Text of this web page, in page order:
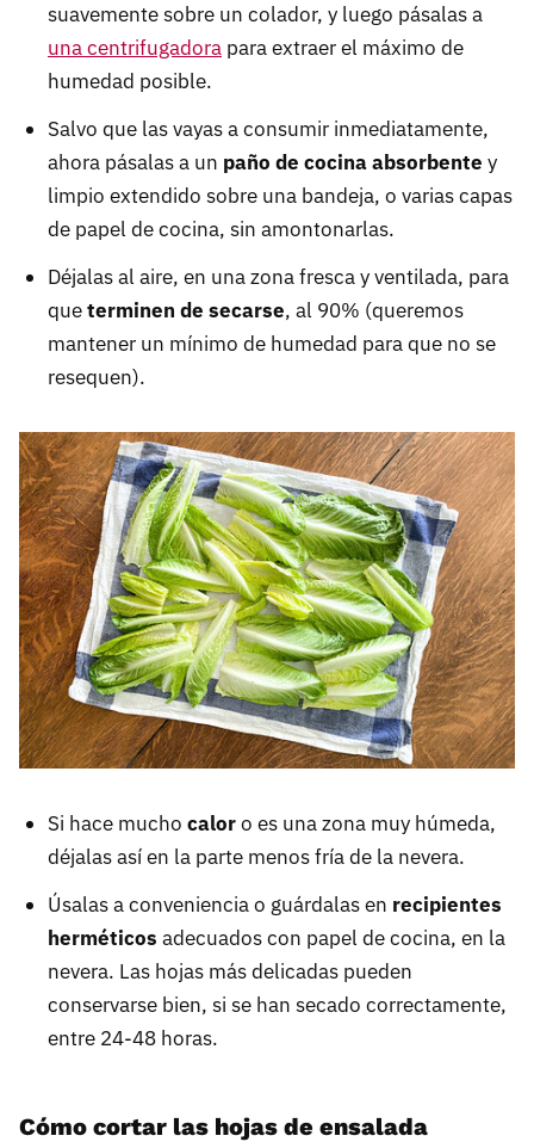
suavemente sobre un colador, y luego pásalas a
una centrifugadora para extraer el máximo de
humedad posible.
Salvo que las vayas a consumir inmediatamente,
ahora pásalas a un paño de cocina absorbente y
limpio extendido sobre una bandeja, o varias capas
de papel de cocina, sin amontonarlas.
Déjalas al aire, en una zona fresca y ventilada, para
queterminen de secarse, al 90% (queremos
mantener un mínimo de humedad para que no se
resequen).
Si hace mucho caloro es una zona muy húmeda,
déjalas así en la parte menos fría de la nevera.
Úsalas a conveniencia o guárdalas en recipientes
herméticos adecuados con papel de cocina, en la
nevera. Las hojas más delicadas pueden
conservarse bien, si se han secado correctamente,
entre 24-48 horas.
Cómo cortar las hojas de ensalada